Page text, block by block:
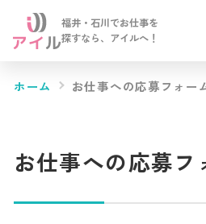
福井・石川でお仕事を
探すなら、 アイルへ！
ホーム お仕事への応募フォー
お仕事への応募フ